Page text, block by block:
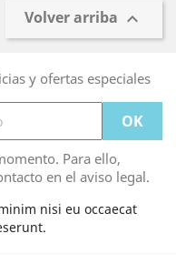
Volver arriba 
y ofertas especiales
Para ello,
en el aviso legal.
nisi eu occaecat